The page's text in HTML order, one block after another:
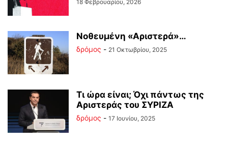
18 Φεβρουαρίου, 2026
Νοθευμένη «Αριστερά»…
δρόμος - 21 Οκτωβρίου, 2025
Τι ώρα είναι; Όχι πάντως της
Αριστεράς του ΣΥΡΙΖΑ
δρόμος - 17 Ιουνίου, 2025